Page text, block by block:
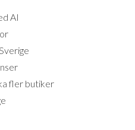
AI
fler butiker